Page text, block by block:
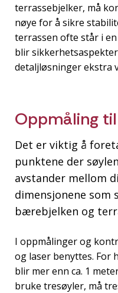
terrassebjelker, må
nøye for å sikre
terrassen ofte står i
blir
detaljløsninger ekstra
Oppmåling
Det er viktig å
punktene der
avstander mellom
dimensjonene som
bærebjelken og
I oppmålinger og
og laser benyttes. For
blir mer enn ca. 1
bruke tresøyler, må